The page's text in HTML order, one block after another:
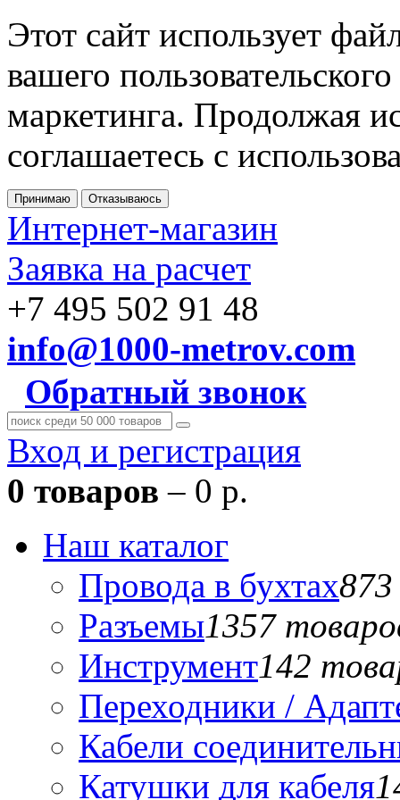
Этот сайт использует
вашего
маркетинга. Продолжая
соглашаетесь с
Принимаю Отказываюсь
Интернет-магазин
Заявка на расчет
+7 495 502 91 48
info@1000-metrov.com
Обратный звонок
Вход и регистрация
0 товаров – 0 р.
Наш каталог
Провода в бухтах
Разъемы1357
Инструмент142
Переходники /
Кабели
Катушки для кабеля